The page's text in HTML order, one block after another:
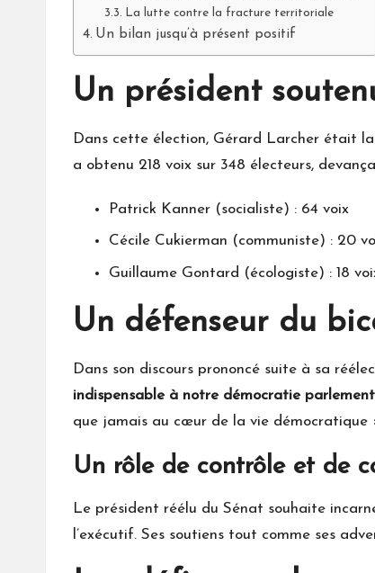
La lutte contre la fracture territoriale
Un bilan jusqu’à présent positif
Un président
Dans cette élection, Gérard Larcher était
a obtenu 218 voix sur 348 électeurs,
Patrick Kanner (socialiste) : 64 voix
Cécile Cukierman (communiste) : 20
Guillaume Gontard (écologiste) : 18
Un défenseur du
Dans son discours prononcé suite à sa
indispensable à notre démocratie
que jamais au cœur de la vie démocratique
Un rôle de contrôle et de
Le président réélu du Sénat souhaite
l’exécutif. Ses soutiens tout comme ses